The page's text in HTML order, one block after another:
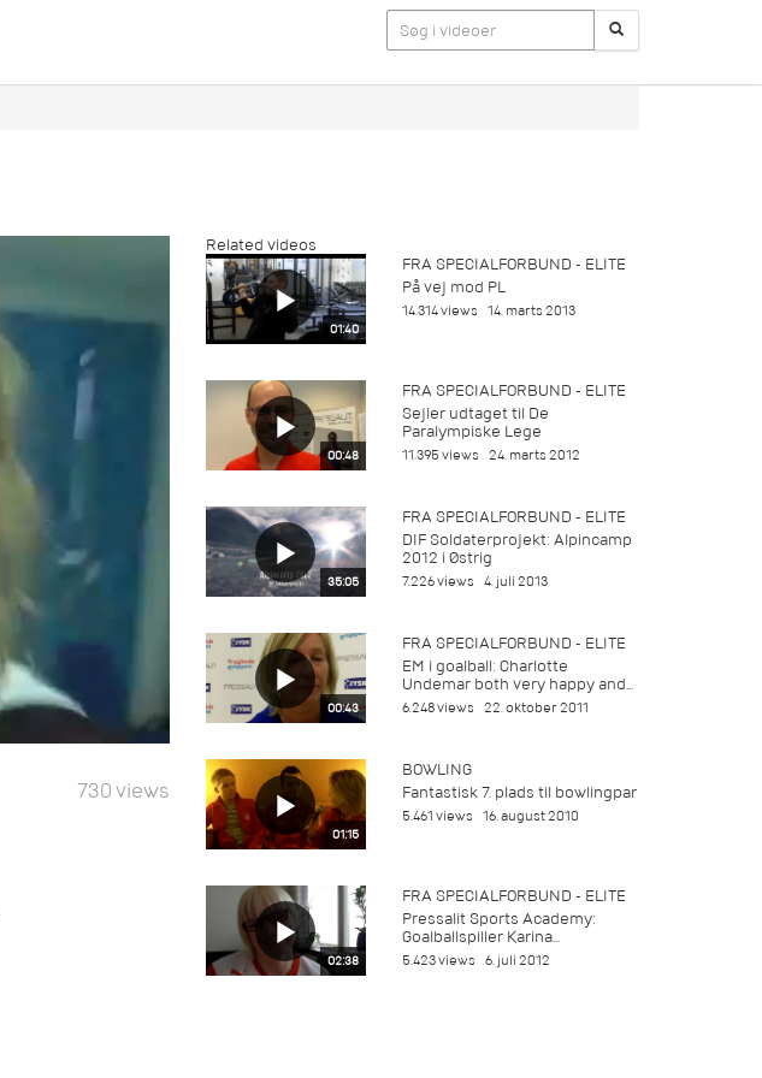
730 views
Related videos
01:40
FRA SPECIALFORBUND - ELITE
På vej mod PL
14.314 views 14. marts 2013
00:48
FRA SPECIALFORBUND - ELITE
Sejler udtaget til De
Paralympiske Lege
11.395 views 24. marts 2012
35:05
FRA SPECIALFORBUND - ELITE
DIF Soldaterprojekt: Alpincamp
2012 i Østrig
7.226 views 4. juli 2013
00:43
FRA SPECIALFORBUND - ELITE
EM i goalball: Charlotte
Undemar both very happy and...
6.248 views 22. oktober 2011
01:15
BOWLING
Fantastisk 7. plads til bowlingpar
5.461 views 16. august 2010
02:38
FRA SPECIALFORBUND - ELITE
Pressalit Sports Academy:
Goalballspiller Karina...
5.423 views 6. juli 2012